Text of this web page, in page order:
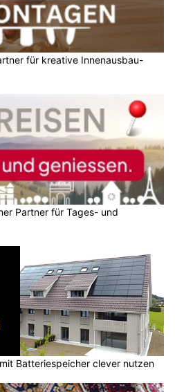
für kreative Innenausbau-
Partner für Tages- und
Batteriespeicher clever nutzen